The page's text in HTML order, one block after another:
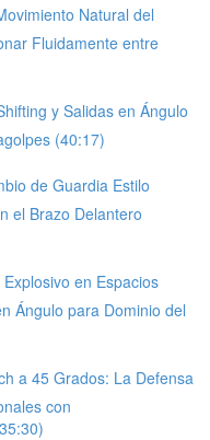
Natural del
Fluidamente entre
y Salidas en Ángulo
(40:17)
de Guardia Estilo
el Brazo Delantero
en Espacios
Ángulo para Dominio del
a 45 Grados: La Defensa
con